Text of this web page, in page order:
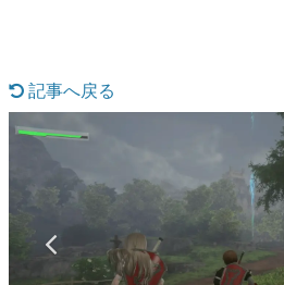
特集記事
マンガ
女性向け
アプリレビュー
記事へ戻る